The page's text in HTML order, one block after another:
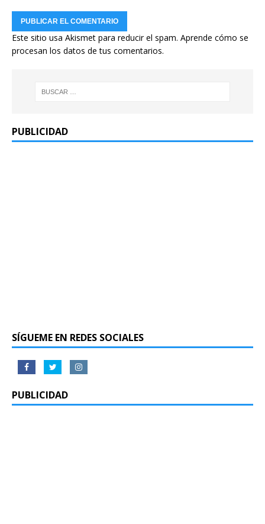
Este sitio usa Akismet para reducir el spam. Aprende cómo se
procesan los datos de tus comentarios.
PUBLICIDAD
SÍGUEME EN REDES SOCIALES
PUBLICIDAD